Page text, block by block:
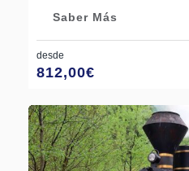
Saber Más
desde
812,00€